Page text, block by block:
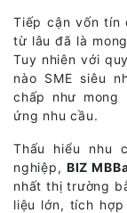
Tiếp cận vốn tín
từ lâu đã là
Tuy nhiên với
nào SME siêu
chấp như mong
ứng nhu cầu.
Thấu hiểu nhu
nghiệp, BIZ
nhất thị trường
liệu lớn, tích